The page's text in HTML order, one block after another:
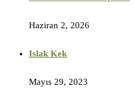
Haziran 2, 2026
Islak Kek
Mayıs 29, 2023